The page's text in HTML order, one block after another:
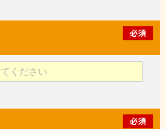
必須
必須